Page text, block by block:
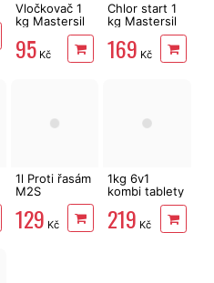
Vločkovač 1
kg Mastersil
95Kč
Chlor start 1
kg Mastersil
169 Kč
1l Proti řasám
M2S
129 Kč
1kg 6v1
kombi tablety
Multiplex
Mastersil
219 Kč